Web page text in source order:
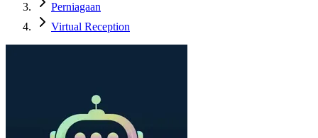
Perniagaan
Virtual Reception